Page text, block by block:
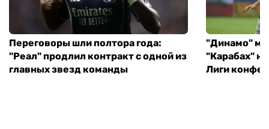
Переговоры шли полтора года:
"Реал" продлил контракт с одной из
главных звезд команды
"Динамо"
"Карабах"
Лиги